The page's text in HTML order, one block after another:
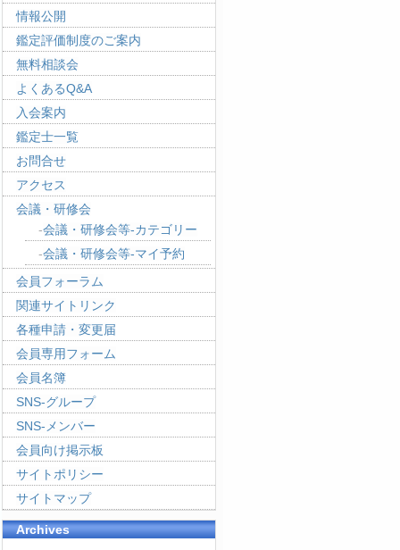
情報公開
鑑定評価制度のご案内
無料相談会
よくあるQ&A
入会案内
鑑定士一覧
お問合せ
アクセス
会議・研修会
会議・研修会等-カテゴリー
会議・研修会等-マイ予約
会員フォーラム
関連サイトリンク
各種申請・変更届
会員専用フォーム
会員名簿
SNS-グループ
SNS-メンバー
会員向け掲示板
サイトポリシー
サイトマップ
Archives